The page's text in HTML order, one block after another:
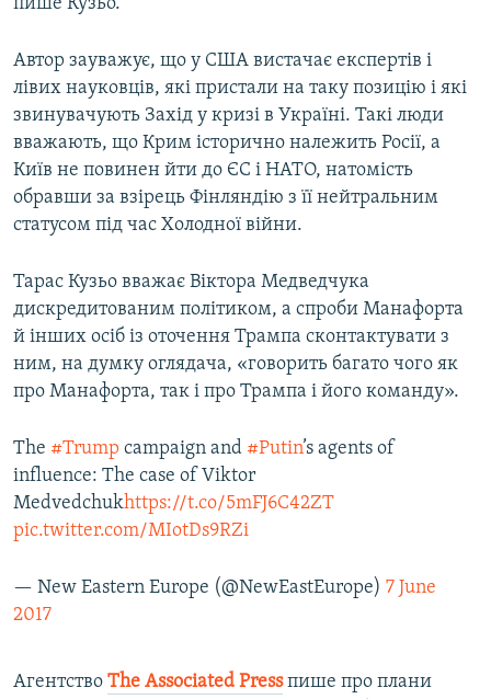
пише Кузьо.
Автор зауважує, що у США вистачає експертів і
лівих науковців, які пристали на таку позицію і які
звинувачують Захід у кризі в Україні. Такі люди
вважають, що Крим історично належить Росії, а
Київ не повинен йти до ЄС і НАТО, натомість
обравши за взірець Фінляндію з її нейтральним
статусом під час Холодної війни.
Тарас Кузьо вважає Віктора Медведчука
дискредитованим політиком, а спроби Манафорта
й інших осіб із оточення Трампа сконтактувати з
ним, на думку оглядача, «говорить багато чого як
про Манафорта, так і про Трампа і його команду».
The #Trump campaign and #Putin’s agents of
influence: The case of Viktor
Medvedchukhttps://t.co/5mFJ6C42ZT
pic.twitter.com/MIotDs9RZi
— New Eastern Europe (@NewEastEurope) 7 June
2017
Агентство The Associated Pressпише про плани